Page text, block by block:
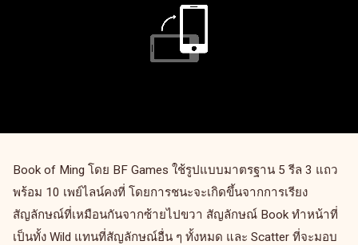
Book of Ming โดย BF Games ใช้รูปแบบมาตรฐาน 5 รีล 3 แถว
พร้อม 10 เพย์ไลน์คงที่ โดยการชนะจะเกิดขึ้นจากการเรียง
สัญลักษณ์ที่เหมือนกันจากซ้ายไปขวา สัญลักษณ์ Book ทำหน้าที่
เป็นทั้ง Wild แทนที่สัญลักษณ์อื่น ๆ ทั้งหมด และ Scatter ที่จะมอบ